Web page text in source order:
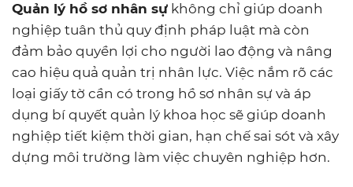
Quản lý hồ sơ nhân sự không chỉ giúp doanh
nghiệp tuân thủ quy định pháp luật mà còn
đảm bảo quyền lợi cho người lao động và nâng
cao hiệu quả quản trị nhân lực. Việc nắm rõ các
loại giấy tờ cần có trong hồ sơ nhân sự và áp
dụng bí quyết quản lý khoa học sẽ giúp doanh
nghiệp tiết kiệm thời gian, hạn chế sai sót và xây
dựng môi trường làm việc chuyên nghiệp hơn.